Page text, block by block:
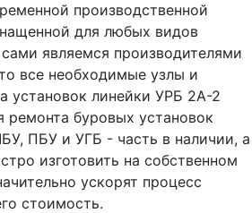
производственной
для любых видов
являемся производителями
все необходимые узлы и
установок линейки УРБ 2А-2
ремонта буровых установок
ПБУ и УГБ - часть в наличии, а
изготовить на собственном
ускорят процесс
стоимость.